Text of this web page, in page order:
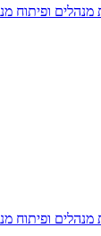
ופיתוח
ופיתוח